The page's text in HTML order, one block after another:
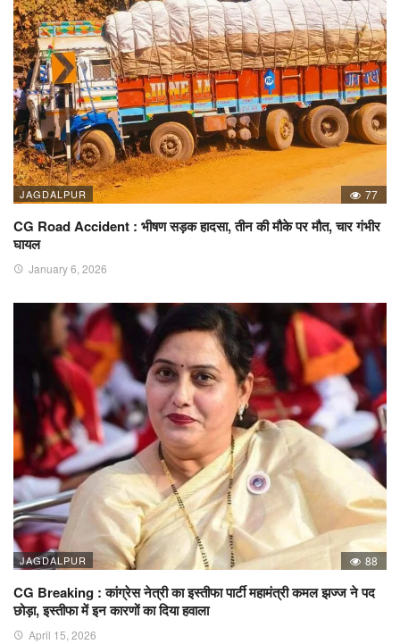
JAGDALPUR 77
CG Road Accident : भीषण सड़क हादसा, तीन की मौके पर मौत, चार गंभीर
घायल
January 6, 2026
JAGDALPUR 88
CG Breaking : कांग्रेस नेत्री का इस्तीफा पार्टी महामंत्री कमल झज्ज ने पद
छोड़ा, इस्तीफा में इन कारणों का दिया हवाला
April 15, 2026